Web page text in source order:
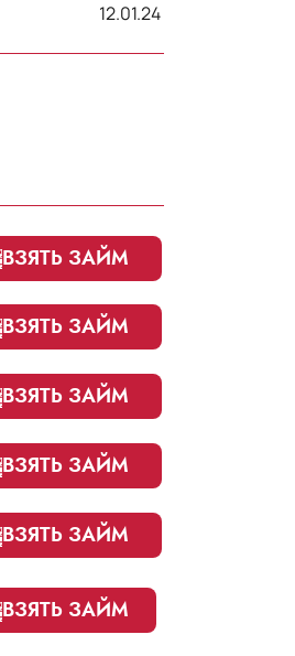
12.01.24
ВЗЯТЬ ЗАЙМ
ВЗЯТЬ ЗАЙМ
ВЗЯТЬ ЗАЙМ
ВЗЯТЬ ЗАЙМ
ВЗЯТЬ ЗАЙМ
ВЗЯТЬ ЗАЙМ